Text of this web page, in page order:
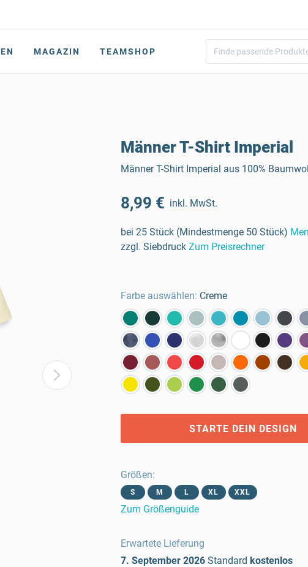
MAGAZIN TEAMSHOP
Männer T-Shirt Imperial
Männer T-Shirt Imperial aus 100%
8,99 € inkl. MwSt.
bei 25 Stück (Mindestmenge 50 Stück)
zzgl. Siebdruck Zum Preisrechner
Farbe auswählen: Creme
STARTE DEIN DESIGN
Größen:
S M L XL XXL
Zum Größenguide
Erwartete Lieferung
7. September 2026 Standard kostenlos